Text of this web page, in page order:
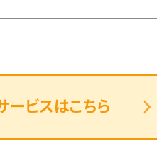
ビスはこちら